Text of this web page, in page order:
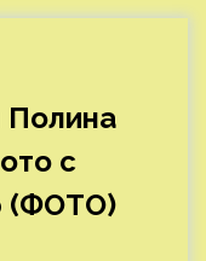
Полина
с
(ФОТО)